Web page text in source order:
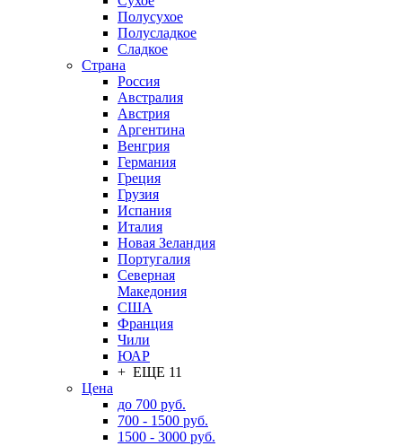
Полусухое
Полусладкое
Сладкое
Страна
Россия
Австралия
Австрия
Аргентина
Венгрия
Германия
Греция
Грузия
Испания
Италия
Новая Зеландия
Португалия
Северная
Македония
США
Франция
Чили
ЮАР
+ ЕЩЕ 11
Цена
до 700 руб.
700 - 1500 руб.
1500 - 3000 руб.